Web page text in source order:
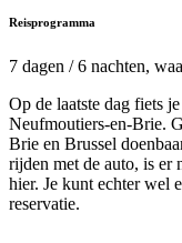
Reisprogramma
7 dagen / 6 nachten,
Op de laatste dag fiets
Neufmoutiers-en-Brie.
Brie en Brussel
rijden met de auto, is er
hier. Je kunt echter wel
reservatie.